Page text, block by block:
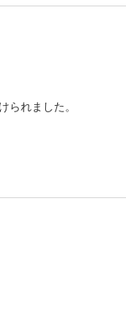
られました。